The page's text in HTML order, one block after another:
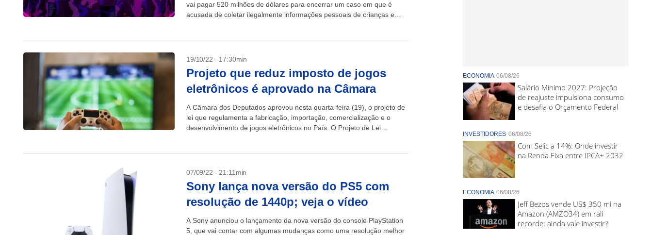
vai pagar 520 milhões de dólares para encerrar um caso em que é
acusada de coletar ilegalmente informações pessoais de crianças e
19/10/22 - 17:30min
Projeto que reduz imposto de jogos
eletrônicos é aprovado na Câmara
A Câmara dos Deputados aprovou nesta quarta-feira (19), o projeto de
lei que regulamenta a fabricação, importação, comercialização e o
desenvolvimento de jogos eletrônicos no País. O Projeto de Lei
07/09/22 - 21:11min
Sony lança nova versão do PS5 com
resolução de 1440p; veja o vídeo
A Sony anunciou o lançamento da nova versão do console PlayStation
5, que vai contar com algumas mudanças como uma resolução melhor
ECONOMIA 06/08/26
Salário Mínimo 2027: Projeção
de reajuste impulsiona consumo
e desafia o Orçamento Federal
INVESTIDORES 06/08/26
Com Selic a 14%: Onde investir
na Renda Fixa entre IPCA+ 2032
ECONOMIA 06/08/26
Jeff Bezos vende US$ 350 mi na
Amazon (AMZO34) em rali
recorde: ainda vale investir?